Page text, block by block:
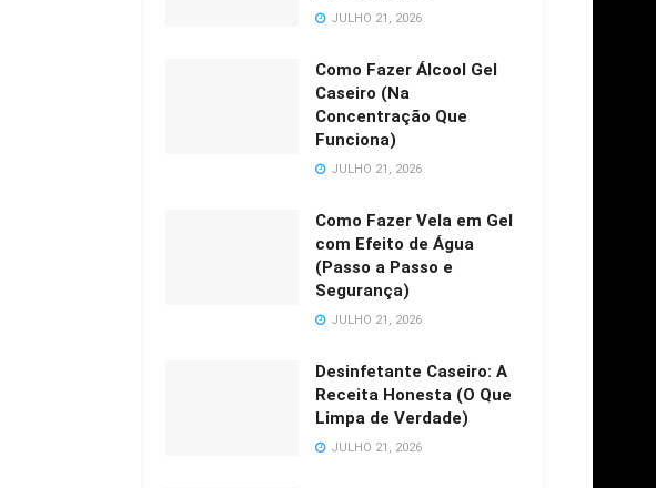
JULHO 21, 2026
Como Fazer Álcool Gel
Caseiro (Na
Concentração Que
Funciona)
JULHO 21, 2026
Como Fazer Vela em Gel
com Efeito de Água
(Passo a Passo e
Segurança)
JULHO 21, 2026
Desinfetante Caseiro: A
Receita Honesta (O Que
Limpa de Verdade)
JULHO 21, 2026